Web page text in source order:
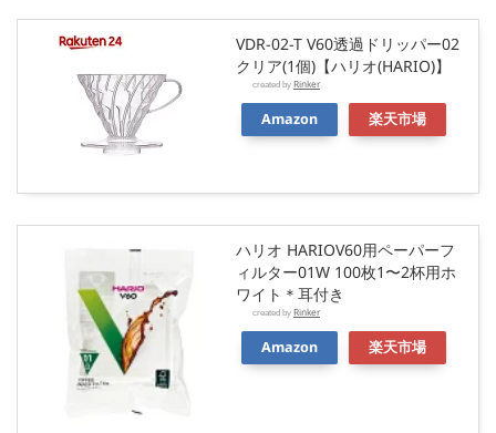
VDR-02-T V60透過ドリッパー02
クリア(1個)【ハリオ(HARIO)】
created by Rinker
Amazon 楽天市場
ハリオ HARIOV60用ペーパーフ
ィルター01W 100枚1〜2杯用ホ
ワイト＊耳付き
created by Rinker
Amazon 楽天市場